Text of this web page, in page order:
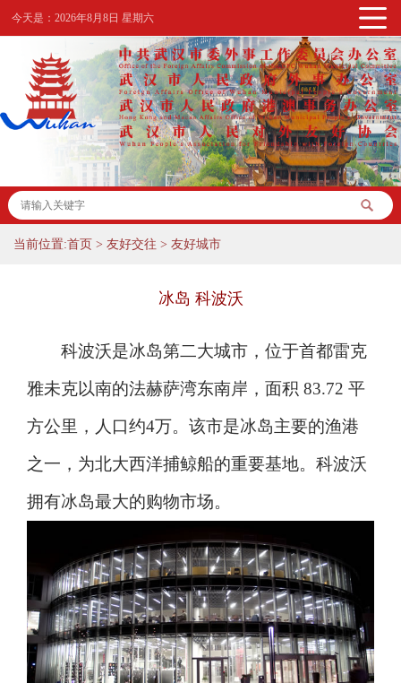
今天是：2026年8月8日 星期六
当前位置:首页 > 友好交往 > 友好城市
冰岛 科波沃
科波沃是冰岛第二大城市，位于首都雷克
雅未克以南的法赫萨湾东南岸，面积 83.72 平
方公里，人口约4万。该市是冰岛主要的渔港
之一，为北大西洋捕鲸船的重要基地。科波沃
拥有冰岛最大的购物市场。